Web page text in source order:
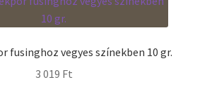
fusinghoz vegyes színekben 10 gr.
3 019 Ft